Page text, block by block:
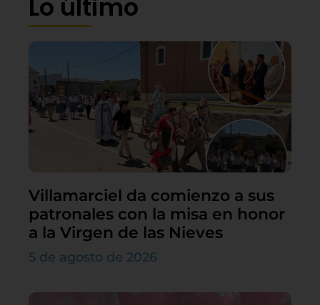
Lo último
Villamarciel da comienzo a sus
patronales con la misa en honor
a la Virgen de las Nieves
5 de agosto de 2026